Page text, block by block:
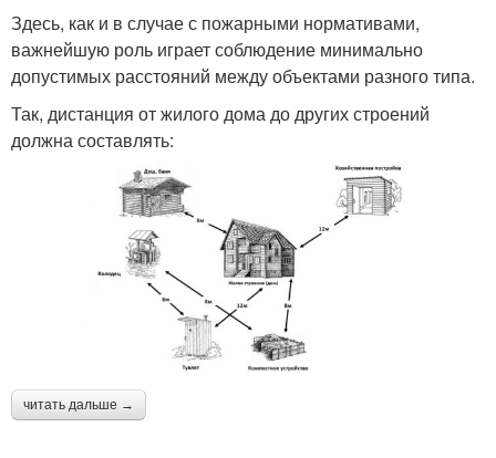
Здесь, как и в случае с пожарными нормативами,
важнейшую роль играет соблюдение минимально
допустимых расстояний между объектами разного типа.
Так, дистанция от жилого дома до других строений
должна составлять:
читать дальше →